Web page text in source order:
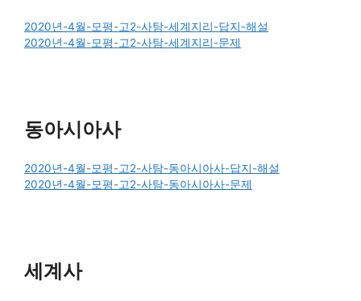
2020년-4월-모평-고2-사탐-세계지리-답지-해설
2020년-4월-모평-고2-사탐-세계지리-문제
동아시아사
2020년-4월-모평-고2-사탐-동아시아사-답지-해설
2020년-4월-모평-고2-사탐-동아시아사-문제
세계사